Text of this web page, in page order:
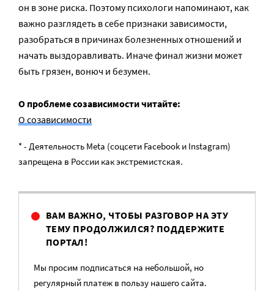
он в зоне риска. Поэтому психологи напоминают, как
важно разглядеть в себе признаки зависимости,
разобраться в причинах болезненных отношений и
начать выздоравливать. Иначе финал жизни может
быть грязен, вонюч и безумен.
О проблеме созависимости читайте:
О созависимости
* - Деятельность Meta (соцсети Facebook и Instagram)
запрещена в России как экстремистская.
ВАМ ВАЖНО, ЧТОБЫ РАЗГОВОР НА ЭТУ
ТЕМУ ПРОДОЛЖИЛСЯ? ПОДДЕРЖИТЕ
ПОРТАЛ!
Мы просим подписаться на небольшой, но
регулярный платеж в пользу нашего сайта.